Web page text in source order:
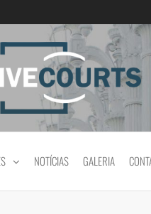
Igualdade e diferença cultural na
NOTÍCIAS GALERIA